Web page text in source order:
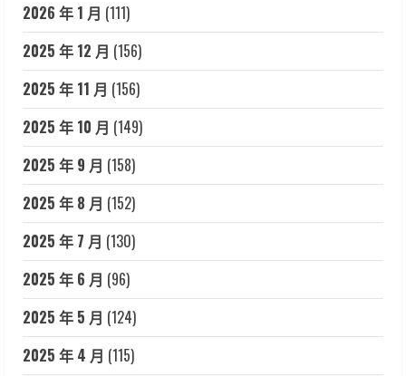
2026 年 1 月 (111)
2025 年 12 月 (156)
2025 年 11 月 (156)
2025 年 10 月 (149)
2025 年 9 月 (158)
2025 年 8 月 (152)
2025 年 7 月 (130)
2025 年 6 月 (96)
2025 年 5 月 (124)
2025 年 4 月 (115)